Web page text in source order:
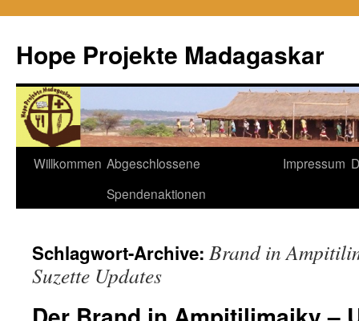
Hope Projekte Madagaskar
Zum
Willkommen Abgeschlossene
Spendenaktionen
Impressum
Schlagwort-Archive: Brand in
Suzette Updates